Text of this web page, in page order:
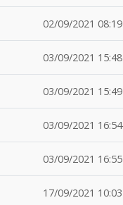
02/09/2021 08:19
03/09/2021 15:48
03/09/2021 15:49
03/09/2021 16:54
03/09/2021 16:55
17/09/2021 10:03